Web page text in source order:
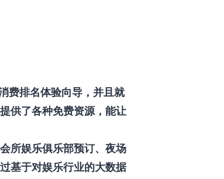
费排名体验向导，并且就
供了各种免费资源，能让
所娱乐俱乐部预订、夜场
基于对娱乐行业的大数据